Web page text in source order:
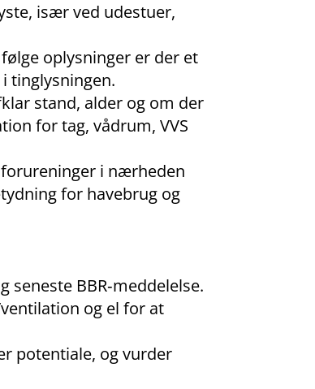
især ved udestuer,
oplysninger er der et
tinglysningen.
stand, alder og om der
for tag, vådrum, VVS
i nærheden
for havebrug og
BBR‑meddelelse.
og el for at
potentiale, og vurder